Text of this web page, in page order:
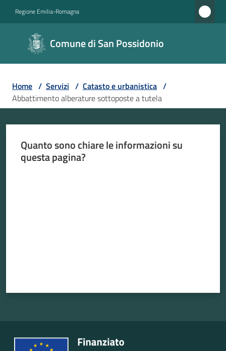
Regione Emilia-Romagna
Comune di San Possidonio
Comune di
San
Possidonio
Amministrazione
Servizi
amministrativi
Home / Servizi / Catasto e urbanistica /
Abbattimento alberature sottoposte a tutela
Quanto sono chiare le informazioni su
questa pagina?